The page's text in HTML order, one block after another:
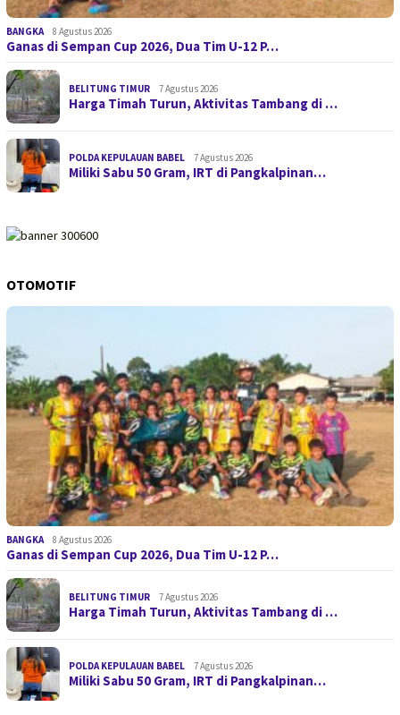
BANGKA 8 Agustus 2026
Ganas di Sempan Cup 2026, Dua Tim U-12 P…
BELITUNG TIMUR 7 Agustus 2026
Harga Timah Turun, Aktivitas Tambang di …
POLDA KEPULAUAN BABEL 7 Agustus 2026
Miliki Sabu 50 Gram, IRT di Pangkalpinan…
OTOMOTIF
BANGKA 8 Agustus 2026
Ganas di Sempan Cup 2026, Dua Tim U-12 P…
BELITUNG TIMUR 7 Agustus 2026
Harga Timah Turun, Aktivitas Tambang di …
POLDA KEPULAUAN BABEL 7 Agustus 2026
Miliki Sabu 50 Gram, IRT di Pangkalpinan…